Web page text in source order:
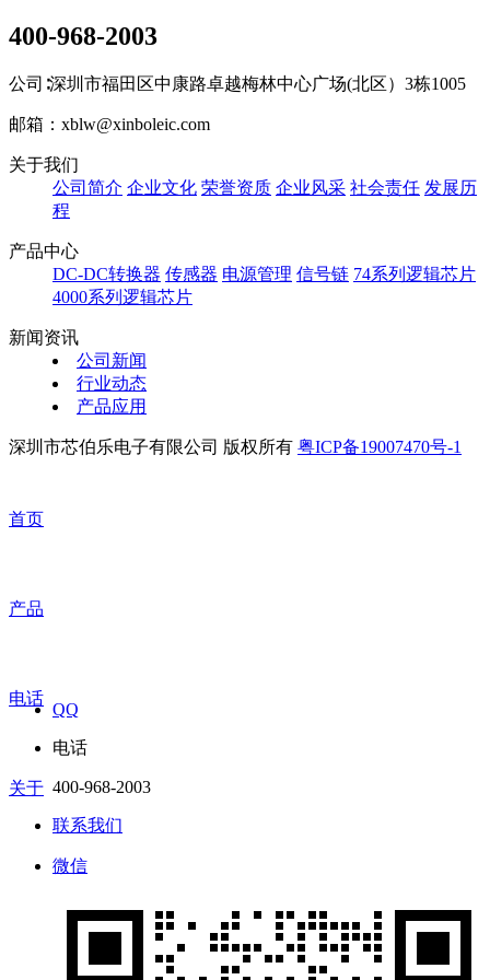
400-968-2003
公司∶深圳市福田区中康路卓越梅林中心广场(北区）3栋1005
邮箱：xblw@xinboleic.com
关于我们
公司简介 企业文化 荣誉资质 企业风采 社会责任 发展历
程
产品中心
DC-DC转换器 传感器 电源管理 信号链 74系列逻辑芯片
4000系列逻辑芯片
新闻资讯
公司新闻
行业动态
产品应用
深圳市芯伯乐电子有限公司 版权所有 粤ICP备19007470号-1
首页
产品
电话
关于
QQ
电话
400-968-2003
联系我们
微信